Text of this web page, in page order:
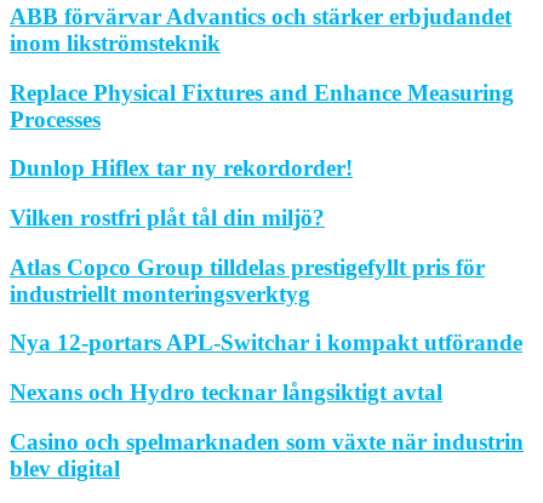
ABB förvärvar Advantics och stärker erbjudandet
inom likströmsteknik
Replace Physical Fixtures and Enhance Measuring
Processes
Dunlop Hiflex tar ny rekordorder!
Vilken rostfri plåt tål din miljö?
Atlas Copco Group tilldelas prestigefyllt pris för
industriellt monteringsverktyg
Nya 12-portars APL-Switchar i kompakt utförande
Nexans och Hydro tecknar långsiktigt avtal
Casino och spelmarknaden som växte när industrin
blev digital